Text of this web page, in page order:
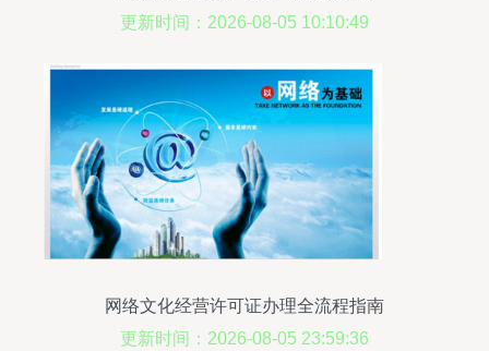
更新时间：2026-08-05 10:10:49
网络文化经营许可证办理全流程指南
更新时间：2026-08-05 23:59:36